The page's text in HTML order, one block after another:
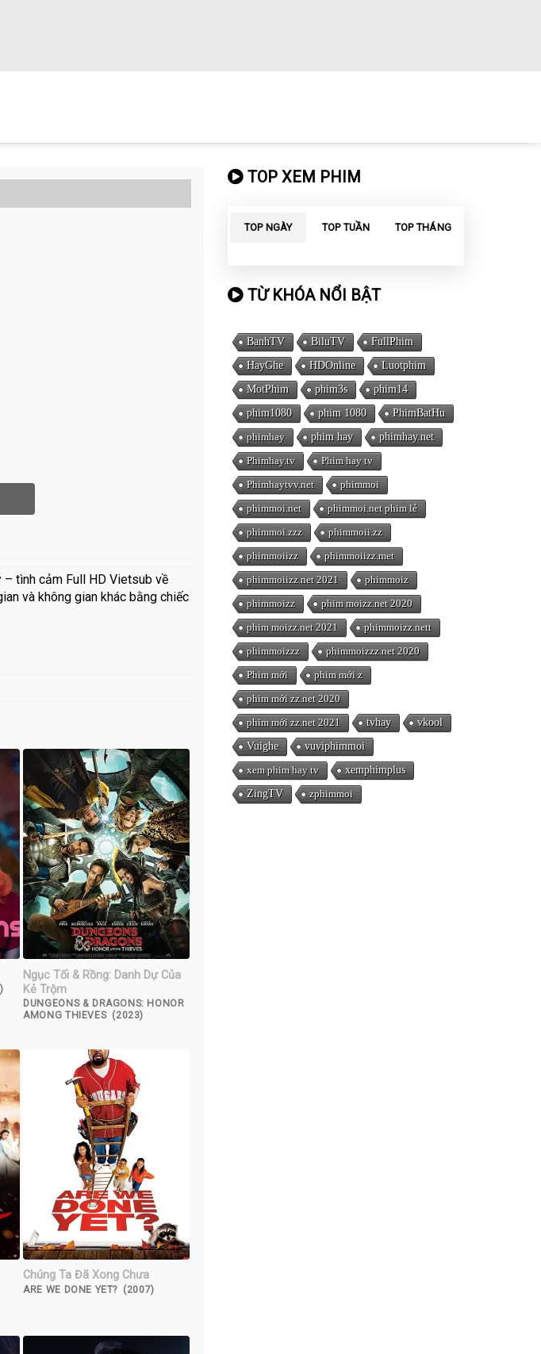
– tình cảm Full HD Vietsub về
và không gian khác bằng chiếc
Ngục Tối & Rồng: Danh Dự Của
Kẻ Trộm
DUNGEONS & DRAGONS: HONOR
AMONG THIEVES (2023)
Chúng Ta Đã Xong Chưa
ARE WE DONE YET? (2007)
TOP XEM PHIM
TOP NGÀY TOP TUẦN TOP THÁNG
TỪ KHÓA NỔI BẬT
BanhTV BiluTV
FullPhim
HayGhe
HDOnline
Luotphim
MotPhim
phim3s
phim14
phim1080
phim 1080
PhimBatHu
phimhay
phim hay
phimhay.net
Phimhay.tv
Phim hay tv
Phimhaytvv.net
phimmoi
phimmoi.net
phimmoi.net phim lẻ
phimmoi.zzz
phimmoii.zz
phimmoiizz
phimmoiizz.met
phimmoiizz.net 2021
phimmoiz
phimmoizz
phim moizz.net 2020
phim moizz.net 2021
phimmoizz.nett
phimmoizzz
phimmoizzz.net 2020
Phim mới
phim mới z
phim mới zz.net 2020
phim mới zz.net 2021
tvhay
vkool
Vuighe
vuviphimmoi
xem phim hay tv
xemphimplus
ZingTV
zphimmoi